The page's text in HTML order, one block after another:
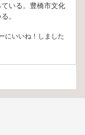
いる。豊橋市文化
。
にいいね！しました